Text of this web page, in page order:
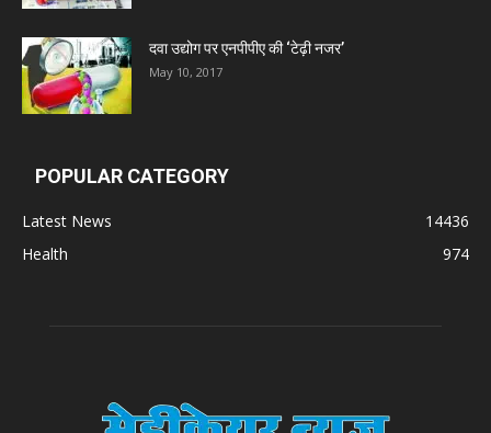
दवा उद्योग पर एनपीपीए की ‘टेढ़ी नजर’
May 10, 2017
POPULAR CATEGORY
Latest News
14436
Health
974